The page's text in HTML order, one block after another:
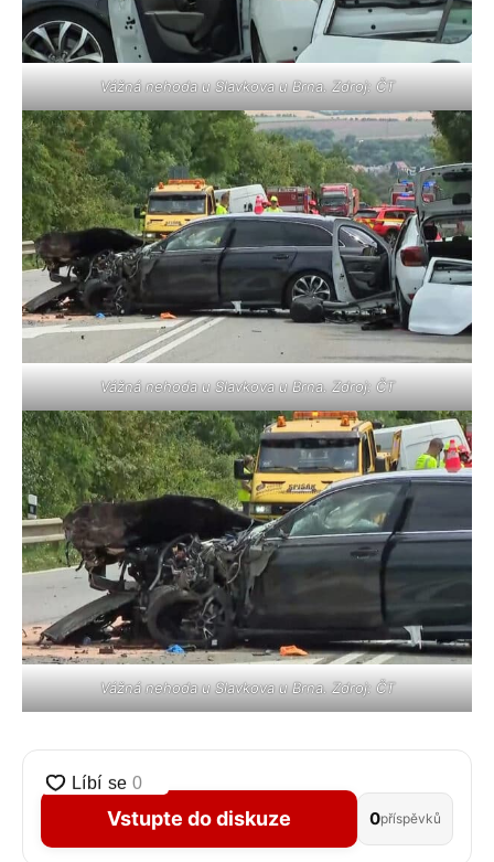
Vážná nehoda u Slavkova u Brna. Zdroj: ČT
Vážná nehoda u Slavkova u Brna. Zdroj: ČT
Vážná nehoda u Slavkova u Brna. Zdroj: ČT
Vstupte do diskuze 0příspěvků